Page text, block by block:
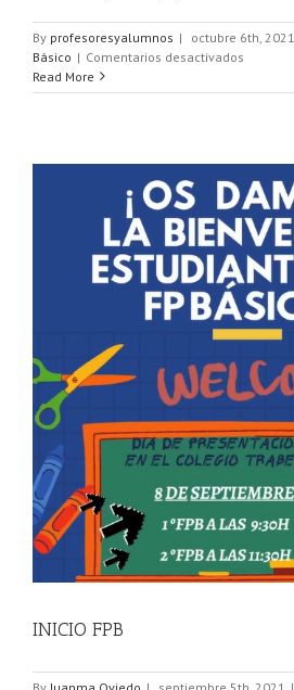
By profesoresyalumnos | octubre 6th, 2021
Básico | Comentarios desactivados
CON
Read More
INICIO FPB